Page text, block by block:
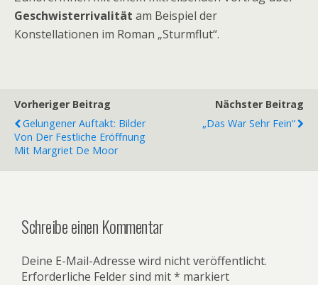
Geschwisterrivalität am Beispiel der
Konstellationen im Roman „Sturmflut“.
Vorheriger Beitrag
Gelungener Auftakt: Bilder
Von Der Festliche Eröffnung
Mit Margriet De Moor
Nächster Beitrag
„Das War Sehr Fein“
Schreibe einen Kommentar
Deine E-Mail-Adresse wird nicht veröffentlicht.
Erforderliche Felder sind mit* markiert